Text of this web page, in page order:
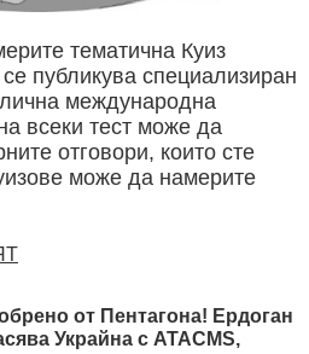
тематична Куиз
публикува специализиран
международна
всеки тест може да
отговори, които сте
може да намерите
от Пентагона! Ердоган
Украйна с ATACMS,